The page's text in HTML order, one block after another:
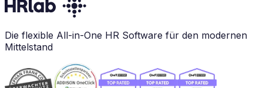
Die flexible All-in-One HR Software für den modernen
Mittelstand